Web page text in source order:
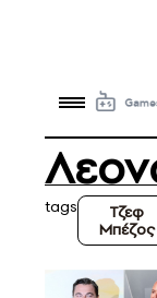
tags
Τζεφ
Μπέζος